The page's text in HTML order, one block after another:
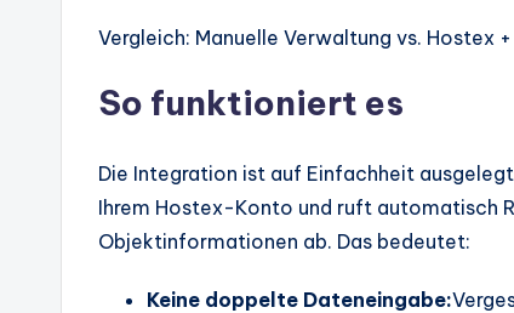
Vergleich: Manuelle Verwaltung vs. Hostex
So funktioniert es
Die Integration ist auf Einfachheit
Ihrem Hostex-Konto und ruft automatisch
Objektinformationen ab. Das bedeutet:
Keine doppelte Dateneingabe: